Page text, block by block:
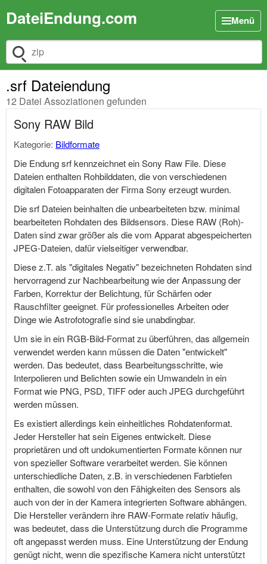
DateiEndung.com Menü
Dateiendung suchen
.srf Dateiendung
12 Datei Assoziationen gefunden
Sony RAW Bild
Kategorie: Bildformate
Die Endung srf kennzeichnet ein Sony Raw File. Diese
Dateien enthalten Rohbilddaten, die von verschiedenen
digitalen Fotoapparaten der Firma Sony erzeugt wurden.
Die srf Dateien beinhalten die unbearbeiteten bzw. minimal
bearbeiteten Rohdaten des Bildsensors. Diese RAW (Roh)-
Daten sind zwar größer als die vom Apparat abgespeicherten
JPEG-Dateien, dafür vielseitiger verwendbar.
Diese z.T. als "digitales Negativ" bezeichneten Rohdaten sind
hervorragend zur Nachbearbeitung wie der Anpassung der
Farben, Korrektur der Belichtung, für Schärfen oder
Rauschfilter geeignet. Für professionelles Arbeiten oder
Dinge wie Astrofotografie sind sie unabdingbar.
Um sie in ein RGB-Bild-Format zu überführen, das allgemein
verwendet werden kann müssen die Daten "entwickelt"
werden. Das bedeutet, dass Bearbeitungsschritte, wie
Interpolieren und Belichten sowie ein Umwandeln in ein
Format wie PNG, PSD, TIFF oder auch JPEG durchgeführt
werden müssen.
Es existiert allerdings kein einheitliches Rohdatenformat.
Jeder Hersteller hat sein Eigenes entwickelt. Diese
proprietären und oft undokumentierten Formate können nur
von spezieller Software verarbeitet werden. Sie können
unterschiedliche Daten, z.B. in verschiedenen Farbtiefen
enthalten, die sowohl von den Fähigkeiten des Sensors als
auch von der in der Kamera integrierten Software abhängen.
Die Hersteller verändern ihre RAW-Formate relativ häufig,
was bedeutet, dass die Unterstützung durch die Programme
oft angepasst werden muss. Eine Unterstützung der Endung
genügt nicht, wenn die spezifische Kamera nicht unterstützt